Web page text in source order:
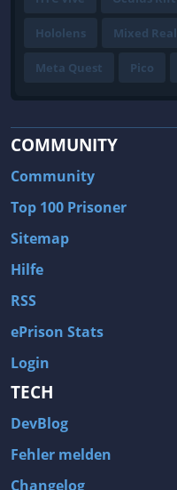
Hololens Mixed
Meta Quest Pico
COMMUNITY
Community
Top 100 Prisoner
Sitemap
Hilfe
RSS
ePrison Stats
Login
TECH
DevBlog
Fehler melden
Changelog